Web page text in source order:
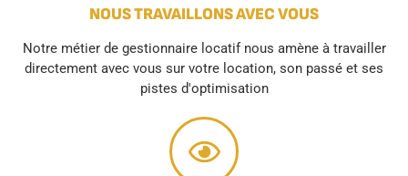
NOUS TRAVAILLONS AVEC VOUS
Notre métier de gestionnaire locatif nous amène à travailler
directement avec vous sur votre location, son passé et ses
pistes d'optimisation